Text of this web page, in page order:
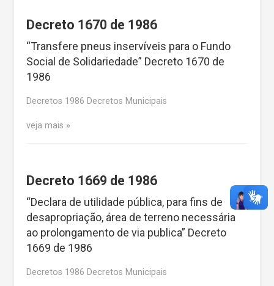
Decreto 1670 de 1986
“Transfere pneus inservíveis para o Fundo
Social de Solidariedade” Decreto 1670 de
1986
Decretos 1986 Decretos Municipais
veja mais
Decreto 1669 de 1986
“Declara de utilidade pública, para fins de
desapropriação, área de terreno necessária
ao prolongamento de via publica” Decreto
1669 de 1986
Decretos 1986 Decretos Municipais